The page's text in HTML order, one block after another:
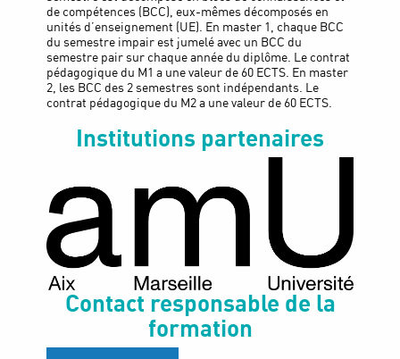
de compétences (BCC), eux-mêmes décomposés en
unités d’enseignement (UE). En master 1, chaque BCC
du semestre impair est jumelé avec un BCC du
semestre pair sur chaque année du diplôme. Le contrat
pédagogique du M1 a une valeur de 60 ECTS. En master
2, les BCC des 2 semestres sont indépendants. Le
contrat pédagogique du M2 a une valeur de 60 ECTS.
Institutions partenaires
Contact responsable de la
formation